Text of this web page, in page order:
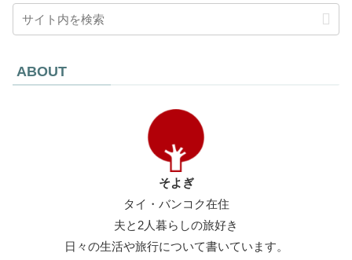
ABOUT
そよぎ
タイ・バンコク在住
夫と2人暮らしの旅好き
日々の生活や旅行について書いています。